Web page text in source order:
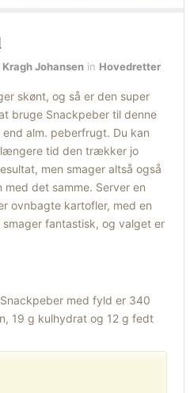
Kragh Johansen in Hovedretter
skønt, og så er den super
bruge Snackpeber til denne
alm. peberfrugt. Du kan
længere tid den trækker jo
men smager altså også
med det samme. Server en
ovnbagte kartofler, med en
fantastisk, og valget er
med fyld er 340
19 g kulhydrat og 12 g fedt